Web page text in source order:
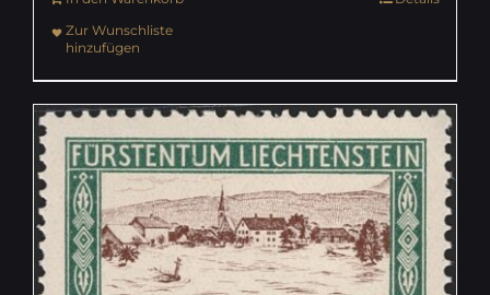
Zur Wunschliste
hinzufügen